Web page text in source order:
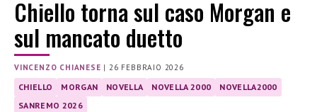
Chiello torna sul caso Morgan e
sul mancato duetto
VINCENZO CHIANESE | 26 FEBBRAIO 2026
CHIELLO MORGAN NOVELLA NOVELLA 2000
NOVELLA2000
SANREMO 2026